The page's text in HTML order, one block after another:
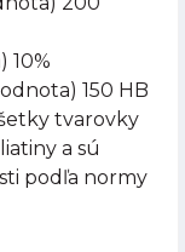
10%
150 HB
tvarovky
a sú
podľa normy